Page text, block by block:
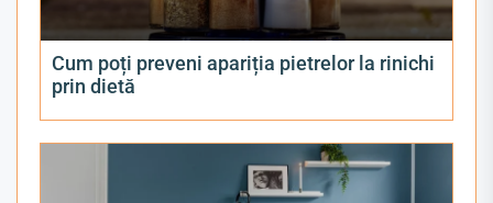
Cum poți preveni apariția pietrelor la rinichi
prin dietă